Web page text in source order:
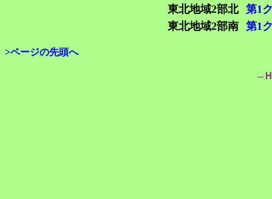
東北地域2部北
第1
東北地域2部南
第1
>ページの先頭へ
--